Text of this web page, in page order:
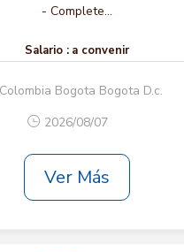
- Complete...
Salario : a convenir
Colombia Bogota Bogota D.c.
2026/08/07
Ver Más